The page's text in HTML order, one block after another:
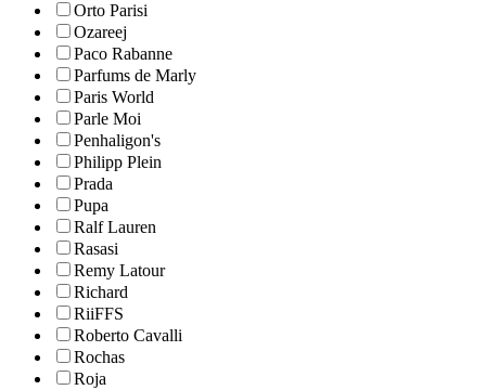
Orto Parisi
Ozareej
Paco Rabanne
Parfums de Marly
Paris World
Parle Moi
Penhaligon's
Philipp Plein
Prada
Pupa
Ralf Lauren
Rasasi
Remy Latour
Richard
RiiFFS
Roberto Cavalli
Rochas
Roja